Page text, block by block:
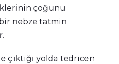
çoğunu
bir nebze tatmin
çıktığı yolda tedricen